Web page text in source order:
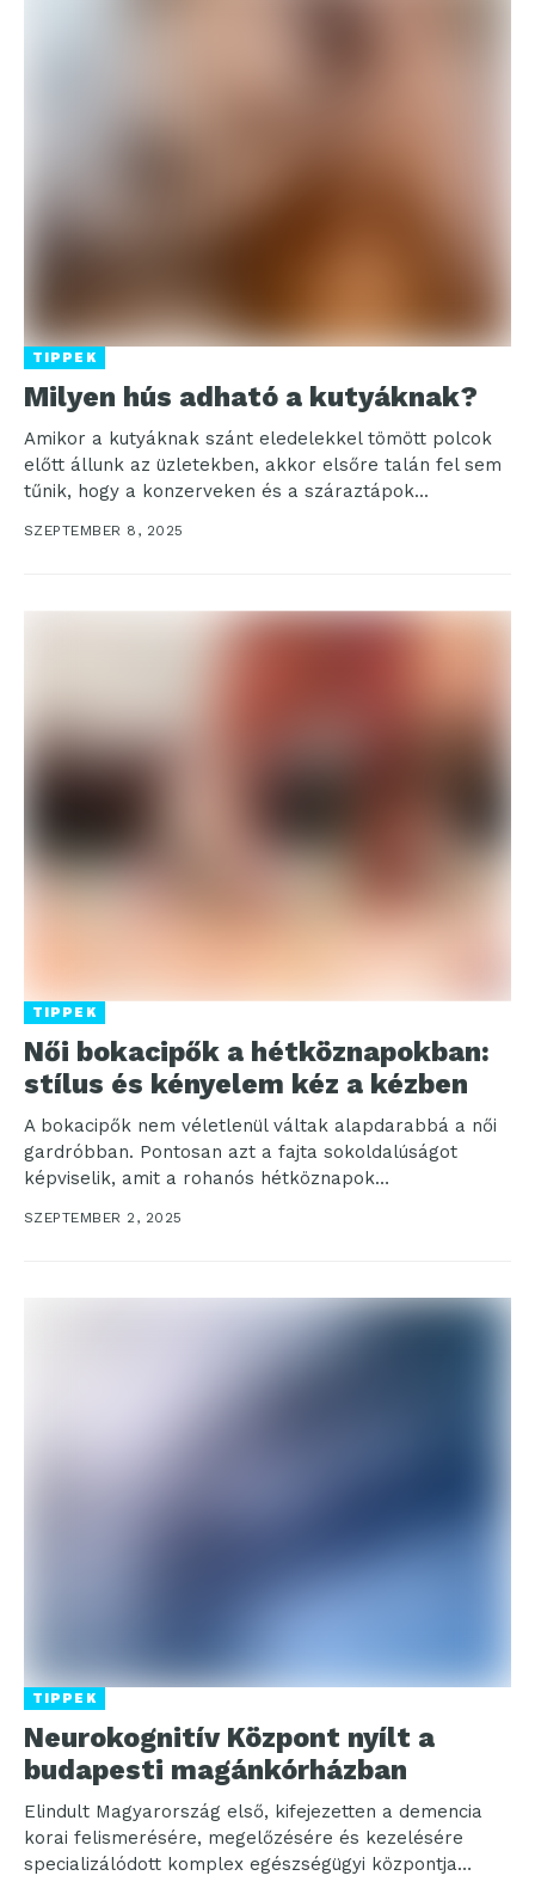
TIPPEK
Milyen hús adható a kutyáknak?
Amikor a kutyáknak szánt eledelekkel tömött polcok
előtt állunk az üzletekben, akkor elsőre talán fel sem
tűnik, hogy a konzerveken és a száraztápok...
SZEPTEMBER 8, 2025
TIPPEK
Női bokacipők a hétköznapokban:
stílus és kényelem kéz a kézben
A bokacipők nem véletlenül váltak alapdarabbá a női
gardróbban. Pontosan azt a fajta sokoldalúságot
képviselik, amit a rohanós hétköznapok
SZEPTEMBER 2, 2025
TIPPEK
Neurokognitív Központ nyílt a
budapesti magánkórházban
Elindult Magyarország első, kifejezetten a demencia
korai felismerésére, megelőzésére és kezelésére
specializálódott komplex egészségügyi központja